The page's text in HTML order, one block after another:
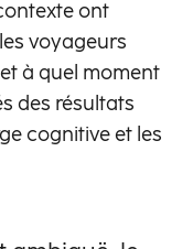
ont
voyageurs
à quel moment
des résultats
cognitive et les